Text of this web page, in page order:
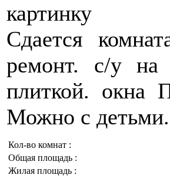
картинку
Сдается
ремонт. с/у на
плиткой. окна
Можно с
Кол-во комнат :
Общая площадь :
Жилая площадь :